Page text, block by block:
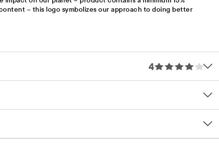
– this logo symbolizes our approach to doing better
4